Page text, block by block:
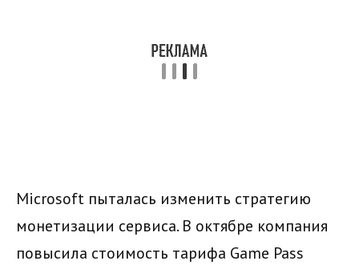
Microsoft пыталась изменить стратегию
монетизации сервиса. В октябре компания
повысила стоимость тарифа Game Pass